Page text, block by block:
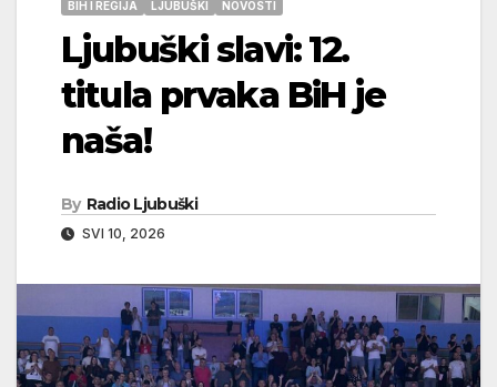
BIH I REGIJA LJUBUŠKI NOVOSTI
Ljubuški slavi: 12.
titula prvaka BiH je
naša!
By Radio Ljubuški
SVI 10, 2026